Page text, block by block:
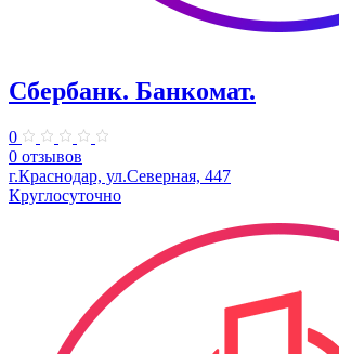
Сбербанк. Банкомат.
0
0 отзывов
г.Краснодар, ул.Северная, 447
Круглосуточно